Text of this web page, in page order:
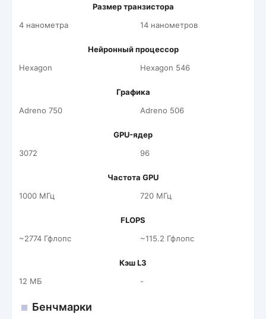
Размер транзистора
4 нанометра
14 нанометров
Нейронный процессор
Hexagon
Hexagon 546
Графика
Adreno 750
Adreno 506
GPU-ядер
3072
96
Частота GPU
1000 МГц
720 МГц
FLOPS
~2774 Гфлопс
~115.2 Гфлопс
Кэш L3
12 МБ
-
Бенчмарки